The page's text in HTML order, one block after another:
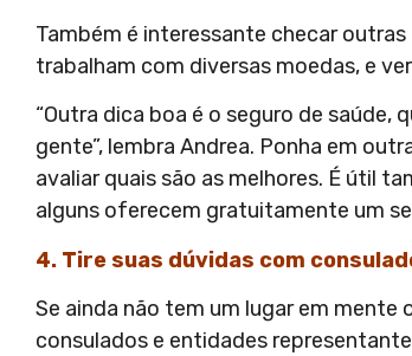
Também é interessante checar
trabalham com diversas moedas, e
“Outra dica boa é o seguro de
gente”, lembra Andrea. Ponha em
avaliar quais são as melhores. É útil
alguns oferecem gratuitamente um
4. Tire suas dúvidas com
Se ainda não tem um lugar em
consulados e entidades